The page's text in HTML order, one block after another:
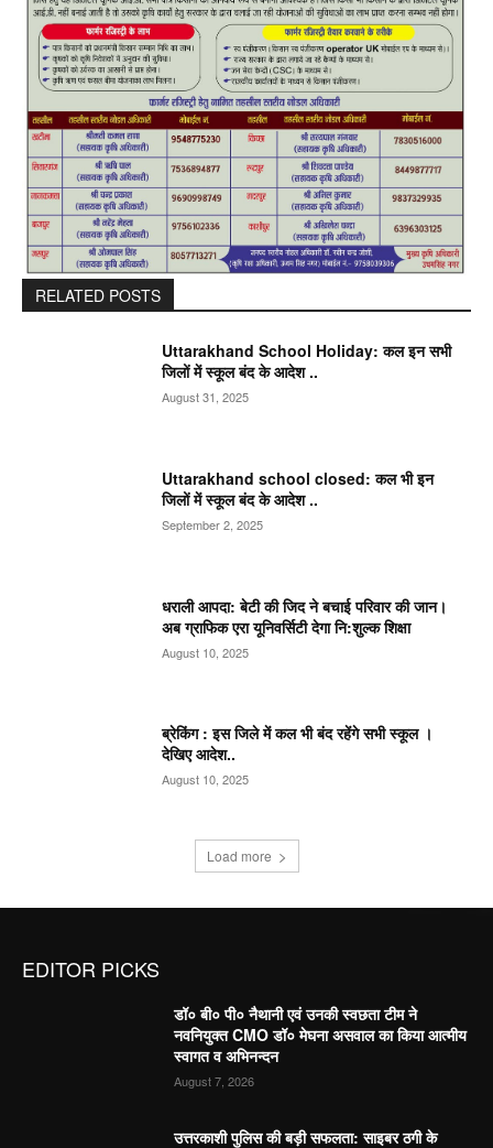
RELATED POSTS
Uttarakhand School Holiday: कल इन सभी
जिलों में स्कूल बंद के आदेश ..
August 31, 2025
Uttarakhand school closed: कल भी इन
जिलों में स्कूल बंद के आदेश ..
September 2, 2025
धराली आपदा: बेटी की जिद ने बचाई परिवार की जान।
अब ग्राफिक एरा यूनिवर्सिटी देगा नि:शुल्क शिक्षा
August 10, 2025
ब्रेकिंग : इस जिले में कल भी बंद रहेंगे सभी स्कूल ।
देखिए आदेश..
August 10, 2025
Load more
EDITOR PICKS
डॉ० बी० पी० नैथानी एवं उनकी स्वछता टीम ने
नवनियुक्त CMO डॉ० मेघना असवाल का किया आत्मीय
स्वागत व अभिनन्दन
August 7, 2026
उत्तरकाशी पुलिस की बड़ी सफलता: साइबर ठगी के